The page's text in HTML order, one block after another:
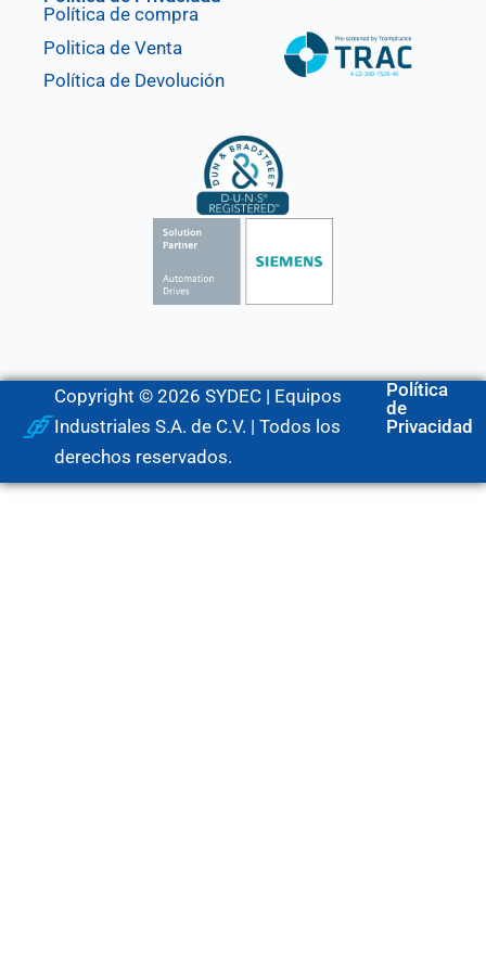
Política de compra
Politica de Venta
Política de Devolución
Copyright © 2026 SYDEC | Equipos
Industriales S.A. de C.V. | Todos los
derechos reservados.
Política
de
Privacidad